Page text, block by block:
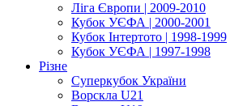
Ліга Європи | 2009-2010
Кубок УЄФА | 2000-2001
Кубок Інтертото | 1998-1999
Кубок УЄФА | 1997-1998
Різне
Суперкубок України
Ворскла U21